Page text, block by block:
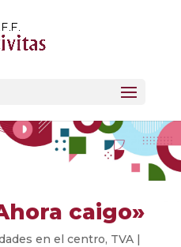
caigo»
en el centro, TVA |